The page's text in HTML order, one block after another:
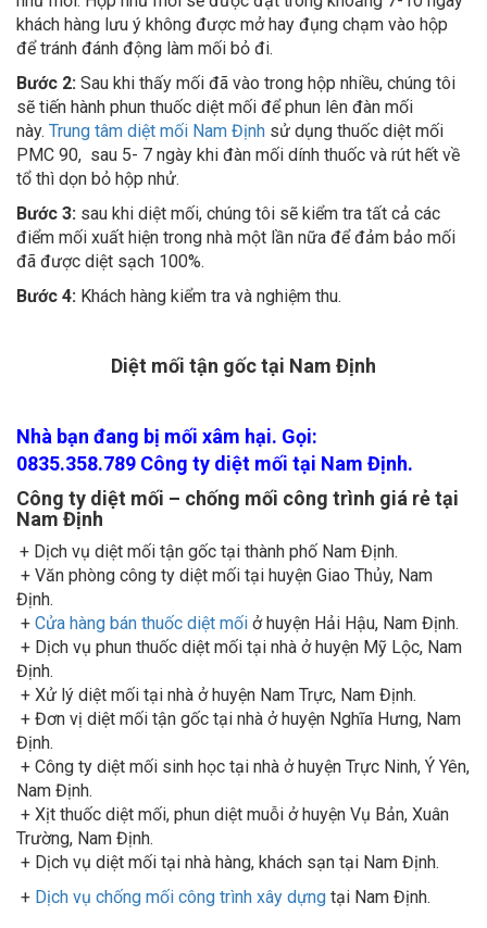
khách hàng lưu ý không được mở hay đụng chạm vào hộp
để tránh đánh động làm mối bỏ đi.
Bước 2:
Sau khi thấy mối đã vào trong hộp nhiều, chúng tôi
sẽ tiến hành phun thuốc diệt mối để phun lên đàn mối
này.Trung tâm diệt mối Nam Địnhsử dụng thuốc diệt mối
PMC 90, sau 5- 7 ngày khi đàn mối dính thuốc và rút hết về
tổ thì dọn bỏ hộp nhử.
Bước 3:
sau khi diệt mối, chúng tôi sẽ kiểm tra tất cả các
điểm mối xuất hiện trong nhà một lần nữa để đảm bảo mối
đã được diệt sạch 100%.
Bước 4: Khách hàng kiểm tra và nghiệm thu.
Diệt mối tận gốc tại Nam Định
Nhà bạn đang bị mối xâm hại. Gọi:
0835.358.789 Công ty diệt mối tại Nam Định.
Công ty diệt mối – chống mối công trình giá rẻ tại
Nam Định
+ Dịch vụ diệt mối tận gốc tại thành phố Nam Định.
+ Văn phòng công ty diệt mối tại huyện Giao Thủy, Nam
Định.
+Cửa hàng bán thuốc diệt mối ở huyện Hải Hậu, Nam Định.
+ Dịch vụ phun thuốc diệt mối tại nhà ở huyện Mỹ Lộc, Nam
Định.
+ Xử lý diệt mối tại nhà ở huyện Nam Trực, Nam Định.
+ Đơn vị diệt mối tận gốc tại nhà ở huyện Nghĩa Hưng, Nam
Định.
+ Công ty diệt mối sinh học tại nhà ở huyện Trực Ninh, Ý Yên,
Nam Định.
+ Xịt thuốc diệt mối, phun diệt muỗi ở huyện Vụ Bản, Xuân
Trường, Nam Định.
+ Dịch vụ diệt mối tại nhà hàng, khách sạn tại Nam Định.
Dịch vụ chống mối công trình xây dựng tại Nam Định.